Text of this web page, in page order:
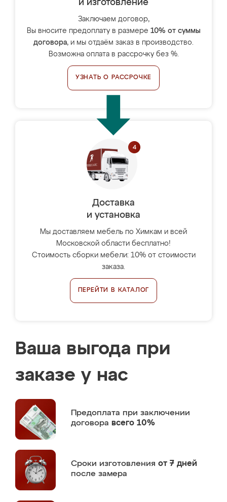
и изготовление
Заключаем договор,
Вы вносите предоплату в размере 10% от суммы
договора, и мы отдаём заказ в производство.
Возможна оплата в рассрочку без %.
УЗНАТЬ О РАССРОЧКЕ
Доставка
и установка
Мы доставляем мебель по Химкам и всей
Московской области бесплатно!
Стоимость сборки мебели: 10% от стоимости
заказа.
ПЕРЕЙТИ В КАТАЛОГ
Ваша выгода при
заказе у нас
Предоплата при заключении
договора всего 10%
Сроки изготовления от 7 дней
после замера